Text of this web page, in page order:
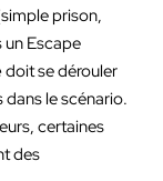
prison,
Escape
doit se dérouler
le scénario.
certaines
des